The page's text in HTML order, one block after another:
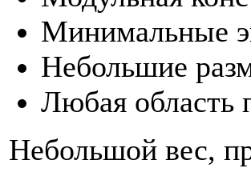
Минимальные
Небольшие
Любая область
Небольшой вес,